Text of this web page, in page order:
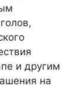
и другим
на